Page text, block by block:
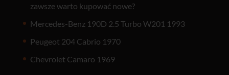
zawsze warto kupować nowe?
Mercedes-Benz 190D 2.5 Turbo W201 1993
Peugeot 204 Cabrio 1970
Chevrolet Camaro 1969